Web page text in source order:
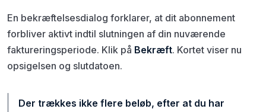
En bekræftelsesdialog forklarer, at dit abonnement
forbliver aktivt indtil slutningen af din nuværende
faktureringsperiode. Klik på Bekræft. Kortet viser nu
opsigelsen og slutdatoen.
Der trækkes ikke flere beløb, efter at du har